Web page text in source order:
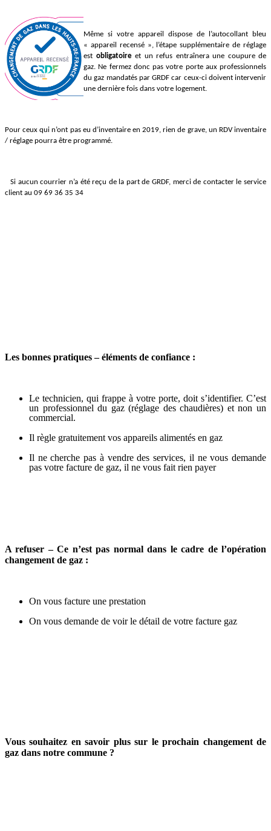
Même si votre appareil dispose de l’autocollant bleu
« appareil recensé », l’étape supplémentaire de réglage
est obligatoireet un refus entraînera une coupure de
gaz. Ne fermez donc pas votre porte aux professionnels
du gaz mandatés par GRDF car ceux-ci doivent intervenir
une dernière fois dans votre logement.
Pour ceux qui n’ont pas eu d’inventaire en 2019, rien de grave, un RDV inventaire
/ réglage pourra être programmé.
Si aucun courrier n’a été reçu de la part de GRDF, merci de contacter le service
client au 09 69 36 35 34
Les bonnes pratiques – éléments de confiance :
Le technicien, qui frappe à votre porte, doit s’identifier. C’est
un professionnel du gaz (réglage des chaudières) et non un
commercial.
Il règle gratuitement vos appareils alimentés en gaz
Il ne cherche pas à vendre des services, il ne vous demande
pas votre facture de gaz, il ne vous fait rien payer
A refuser – Ce n’est pas normal dans le cadre de l’opération
changement de gaz :
On vous facture une prestation
On vous demande de voir le détail de votre facture gaz
Vous souhaitez en savoir plus sur le prochain changement de
gaz dans notre commune ?